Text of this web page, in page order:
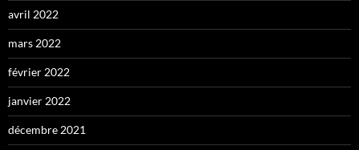
avril 2022
mars 2022
février 2022
janvier 2022
décembre 2021